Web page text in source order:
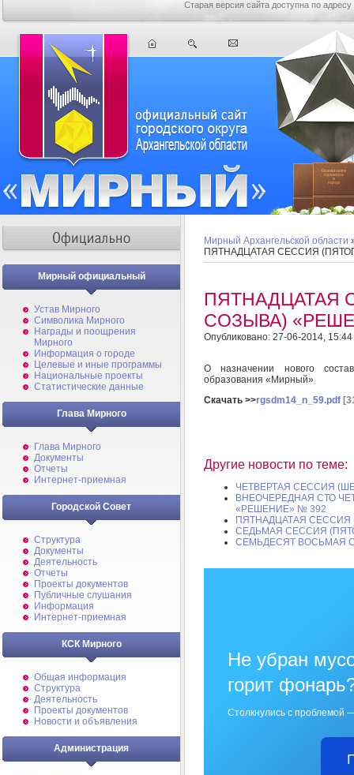
Старая версия сайта доступна по адресу
Мирный официальный
Устав Мирного
Символика Мирного
Награды и поощрения
Мирного
Информация о городе
Целевые и иные программы
Национальные проекты
Статистические данные
Глава Мирного
Глава Мирного
Документы
Отчеты
Интернет-приемная
Городской Совет
Структура
Документы
Деятельность
Отчеты
Проекты документов
Публичные слушания
Информация
Интернет-приемная
КСК Мирного
Общая информация
Структура
Деятельность
Проекты документов
Новости и объявления
Администрация
Мирный Архангельской области
ПЯТНАДЦАТАЯ СЕССИЯ
ПЯТНАДЦАТАЯ
СОЗЫВА)
Опубликовано: 27-06-2014, 15:44
О назначении нового
образования «Мирный»
Скачать >>rgsdm14_n_59.pdf
Другие новости по теме:
ЧЕТВЕРТАЯ СЕССИЯ
ВНЕОЧЕРЕДНАЯ СТО
«РЕШЕНИЕ» № 392
ПЯТНАДЦАТАЯ
СЕДЬМАЯ СЕССИЯ
СЕМЬДЕСЯТ ВОСЬМАЯ
Не убран
горит
Столкнулись с проблемой